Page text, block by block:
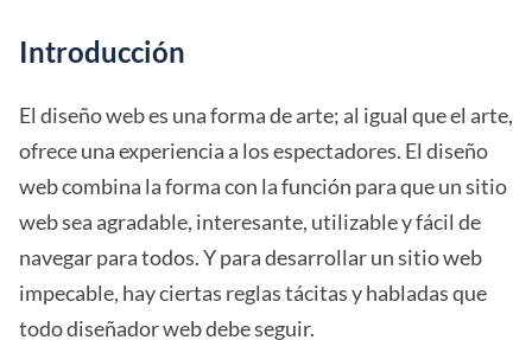
Introducción
El diseño web es una forma de arte; al igual que el arte,
ofrece una experiencia a los espectadores. El diseño
web combina la forma con la función para que un sitio
web sea agradable, interesante, utilizable y fácil de
navegar para todos. Y para desarrollar un sitio web
impecable, hay ciertas reglas tácitas y habladas que
todo diseñador web debe seguir.